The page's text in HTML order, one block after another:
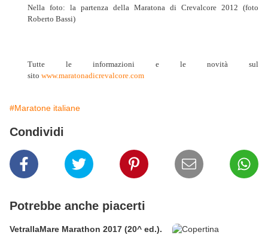
Nella foto: la partenza della Maratona di Crevalcore 2012 (foto
Roberto Bassi)
Tutte le informazioni e le novità sul
sito www.maratonadicrevalcore.com
#Maratone italiane
Condividi
Potrebbe anche piacerti
VetrallaMare Marathon 2017 (20^ ed.).